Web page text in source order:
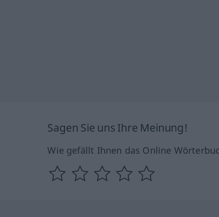
Sagen Sie uns Ihre Meinung!
Wie gefällt Ihnen das Online